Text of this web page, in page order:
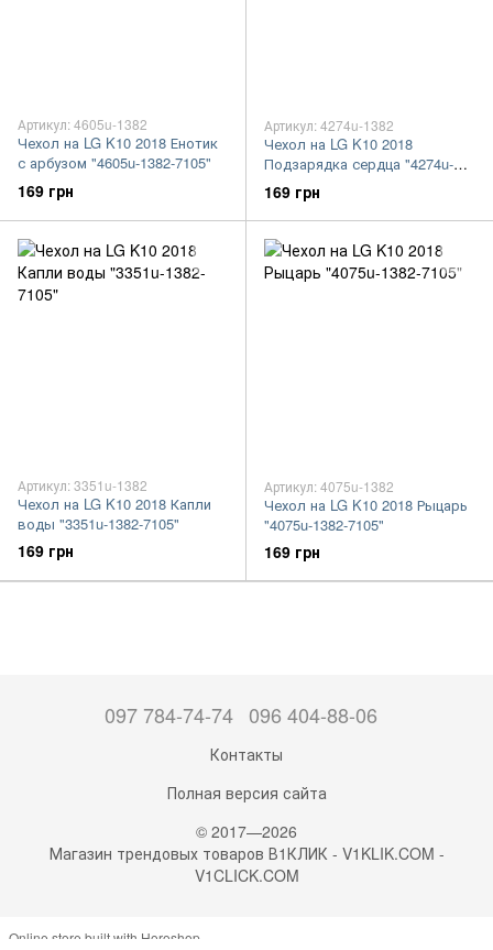
Артикул: 4605u-1382
Чехол на LG K10 2018 Енотик
с арбузом "4605u-1382-7105"
169 грн
Артикул: 4274u-1382
Чехол на LG K10 2018
Подзарядка сердца "4274u-
1382-7105"
169 грн
Артикул: 3351u-1382
Чехол на LG K10 2018 Капли
воды "3351u-1382-7105"
169 грн
Артикул: 4075u-1382
Чехол на LG K10 2018 Рыцарь
"4075u-1382-7105"
169 грн
097 784-74-74 096 404-88-06
Контакты
Полная версия сайта
© 2017—2026
Магазин трендовых товаров В1КЛИК - V1KLIK.COM -
V1CLICK.COM
Online store built with Horoshop